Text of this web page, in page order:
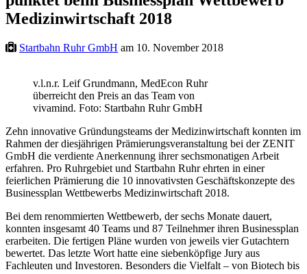
Medizinwirtschaft 2018
Startbahn Ruhr GmbH am 10. November 2018
v.l.n.r. Leif Grundmann, MedEcon Ruhr
überreicht den Preis an das Team von
vivamind. Foto: Startbahn Ruhr GmbH
Zehn innovative Gründungsteams der Medizinwirtschaft konnten im
Rahmen der diesjährigen Prämierungsveranstaltung bei der ZENIT
GmbH die verdiente Anerkennung ihrer sechsmonatigen Arbeit
erfahren. Pro Ruhrgebiet und Startbahn Ruhr ehrten in einer
feierlichen Prämierung die 10 innovativsten Geschäftskonzepte des
Businessplan Wettbewerbs Medizinwirtschaft 2018.
Bei dem renommierten Wettbewerb, der sechs Monate dauert,
konnten insgesamt 40 Teams und 87 Teilnehmer ihren Businessplan
erarbeiten. Die fertigen Pläne wurden von jeweils vier Gutachtern
bewertet. Das letzte Wort hatte eine siebenköpfige Jury aus
Fachleuten und Investoren. Besonders die Vielfalt – von Biotech bis